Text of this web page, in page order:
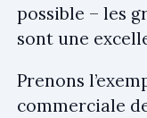
possible – les
sont une
Prenons
commerciale